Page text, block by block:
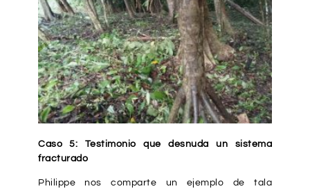
Caso 5: Testimonio que desnuda un sistema
fracturado
Philippe nos comparte un ejemplo de tala